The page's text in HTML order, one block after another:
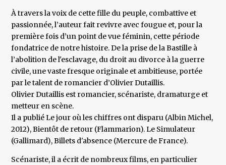
À travers la voix de cette fille du peuple, combattive et
passionnée, l’auteur fait revivre avec fougue et, pour la
première fois d’un point de vue féminin, cette période
fondatrice de notre histoire. De la prise de la Bastille à
l’abolition de l'esclavage, du droit au divorce à la guerre
civile, une vaste fresque originale et ambitieuse, portée
par le talent de romancier d’Olivier Dutaillis.
Olivier Dutaillis est romancier, scénariste, dramaturge et
metteur en scène.
Il a publié Le jour où les chiffres ont disparu (Albin Michel,
2012), Bientôt de retour (Flammarion). Le Simulateur
(Gallimard), Billets d'absence (Mercure de France).
Scénariste, il a écrit de nombreux films, en particulier